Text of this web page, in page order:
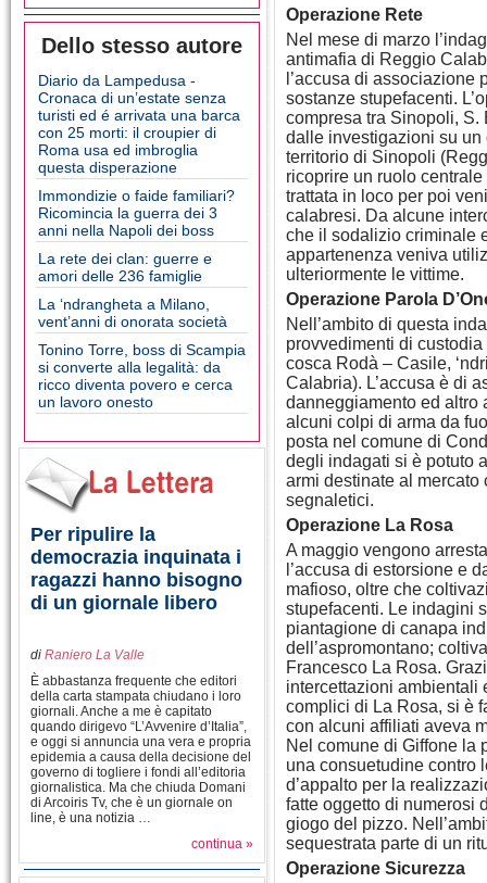
Dello stesso autore
Diario da Lampedusa -
Cronaca di un’estate senza
turisti ed é arrivata una barca
con 25 morti: il croupier di
Roma usa ed imbroglia
questa disperazione
Immondizie o faide familiari?
Ricomincia la guerra dei 3
anni nella Napoli dei boss
La rete dei clan: guerre e
amori delle 236 famiglie
La ‘ndrangheta a Milano,
vent’anni di onorata società
Tonino Torre, boss di Scampia
si converte alla legalità: da
ricco diventa povero e cerca
un lavoro onesto
Per ripulire la
democrazia inquinata i
ragazzi hanno bisogno
di un giornale libero
di Raniero La Valle
È abbastanza frequente che editori
della carta stampata chiudano i loro
giornali. Anche a me è capitato
quando dirigevo “L’Avvenire d’Italia”,
e oggi si annuncia una vera e propria
epidemia a causa della decisione del
governo di togliere i fondi all’editoria
giornalistica. Ma che chiuda Domani
di Arcoiris Tv, che è un giornale on
line, è una notizia …
continua »
Operazione Rete
Nel mese di marzo
antimafia di Reggio
l’accusa di
sostanze stupefacenti.
compresa tra Sinopoli, S.
dalle investigazioni su
territorio di Sinopoli
ricoprire un ruolo
trattata in loco per poi
calabresi. Da alcune
che il sodalizio criminale
appartenenza veniva
ulteriormente le vittime.
Operazione Parola
Nell’ambito di questa
provvedimenti di
cosca Rodà – Casile,
Calabria). L’accusa è di
danneggiamento ed altro
alcuni colpi di arma da
posta nel comune di
degli indagati si è potuto
armi destinate al
segnaletici.
Operazione La Rosa
A maggio vengono
l’accusa di estorsione e
mafioso, oltre che
stupefacenti. Le indagini
piantagione di canapa
dell’aspromontano;
Francesco La Rosa.
intercettazioni ambientali
complici di La Rosa, si è
con alcuni affiliati aveva
Nel comune di Giffone la
una consuetudine contro
d’appalto per la
fatte oggetto di numerosi
giogo del pizzo.
sequestrata parte di un
Operazione Sicurezza